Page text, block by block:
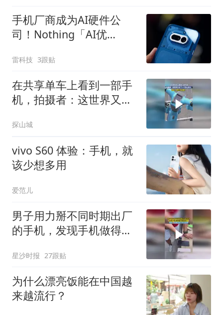
手机厂商成为AI硬件公
司！Nothing「AI优
雷科技 3跟贴
在共享单车上看到一部手
机，拍摄者：这世界又多
探山城
vivo S60 体验：手机，就
该少想多用
爱范儿
男子用力掰不同时期出厂
的手机，发现手机做得越
试成本有点高啊
星沙时报 27跟贴
为什么漂亮饭能在中国越
来越流行？